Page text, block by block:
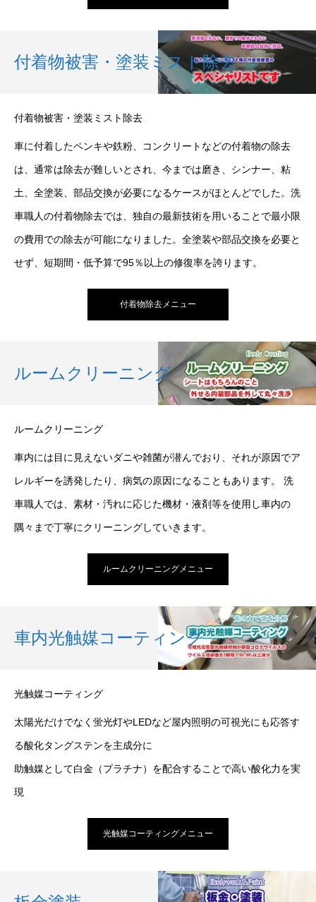
付着物被害・塗装ミスト除去
付着物被害・塗装ミスト除去
車に付着したペンキや鉄粉、コンクリートなどの付着物の除去
は、通常は除去が難しいとされ、今までは磨き、シンナー、粘
土、全塗装、部品交換が必要になるケースがほとんどでした。洗
車職人の付着物除去では、独自の最新技術を用いることで最小限
の費用での除去が可能になりました。全塗装や部品交換を必要と
せず、短期間・低予算で95％以上の修復率を誇ります。
付着物除去メニュー
ルームクリーニング
ルームクリーニング
車内には目に見えないダニや雑菌が潜んでおり、それが原因でア
レルギーを誘発したり、病気の原因になることもあります。 洗
車職人では、素材・汚れに応じた機材・液剤等を使用し車内の
隅々まで丁寧にクリーニングしていきます。
ルームクリーニングメニュー
車内光触媒コーティング
光触媒コーティング
太陽光だけでなく蛍光灯やLEDなど屋内照明の可視光にも応答す
る酸化タングステンを主成分に
助触媒として白金（プラチナ）を配合することで高い酸化力を実
現
光触媒コーティングメニュー